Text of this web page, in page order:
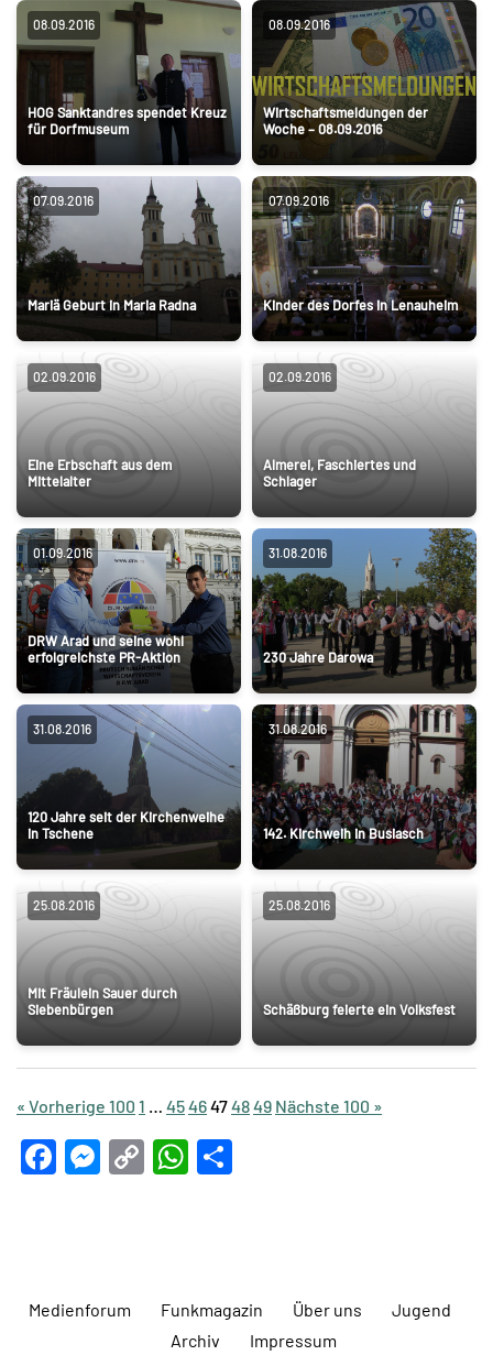
08.09.2016
HOG Sanktandres spendet Kreuz
für Dorfmuseum
08.09.2016
Wirtschaftsmeldungen der
Woche – 08.09.2016
07.09.2016
Mariä Geburt in Maria Radna
07.09.2016
Kinder des Dorfes in Lenauheim
02.09.2016
Eine Erbschaft aus dem
Mittelalter
02.09.2016
Almerei, Faschiertes und
Schlager
01.09.2016
DRW Arad und seine wohl
erfolgreichste PR-Aktion
31.08.2016
230 Jahre Darowa
31.08.2016
120 Jahre seit der Kirchenweihe
in Tschene
31.08.2016
142. Kirchweih in Busiasch
25.08.2016
Mit Fräulein Sauer durch
Siebenbürgen
25.08.2016
Schäßburg feierte ein Volksfest
« Vorherige 100 1 … 4546474849 Nächste 100 »
Facebook
Messenger
CopyWhatsApp
Medienforum Funkmagazin Über uns
Jugend
Archiv
Impressum